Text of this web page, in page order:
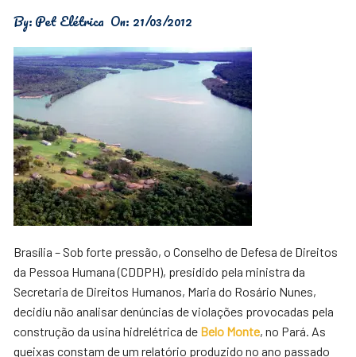
By:Pet Elétrica On: 21/03/2012
Brasília – Sob forte pressão, o Conselho de Defesa de Direitos
da Pessoa Humana (CDDPH), presidido pela ministra da
Secretaria de Direitos Humanos, Maria do Rosário Nunes,
decidiu não analisar denúncias de violações provocadas pela
construção da usina hidrelétrica de Belo Monte, no Pará. As
queixas constam de um relatório produzido no ano passado